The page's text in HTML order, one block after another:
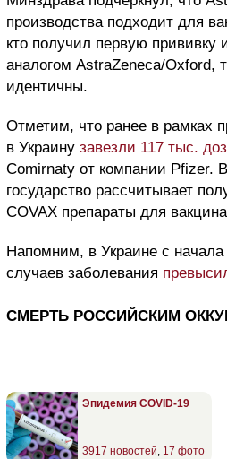
производства подходит для
кто получил первую
аналогом AstraZeneca/Oxford,
идентичны.
Отметим, что ранее в рамках
в Украину завезли 117 тыс.
Сomirnaty от компании Pfizer.
государство рассчитывает
COVAX препараты для
Напомним, в Украине с
случаев заболевания
СМЕРТЬ РОССИЙСКИМ
Эпидемия COVID-19
3917 новостей, 17 фото